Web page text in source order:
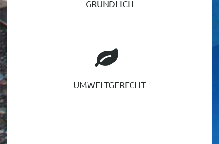
GRÜNDLICH
UMWELTGERECHT